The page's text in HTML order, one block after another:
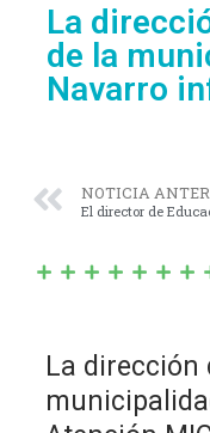
La
de la
Navarro
NOTICIA
La dirección